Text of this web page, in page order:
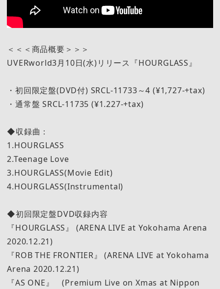
＜＜＜商品概要＞＞＞
UVERworld3月10日(水)リリース『HOURGLASS』
・初回限定盤(DVD付) SRCL-11733～4 (¥1,727-+tax)
・通常盤 SRCL-11735 (¥1.227-+tax)
◆収録曲：
1.HOURGLASS
2.Teenage Love
3.HOURGLASS(Movie Edit)
4.HOURGLASS(Instrumental)
◆初回限定盤DVD収録内容
『HOURGLASS』 (ARENA LIVE at Yokohama Arena
2020.12.21)
『ROB THE FRONTIER』 (ARENA LIVE at Yokohama
Arena 2020.12.21)
『AS ONE』 (Premium Live on Xmas at Nippon